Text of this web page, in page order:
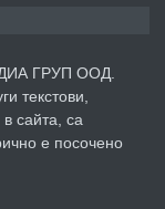
ГРУП ООД.
текстови,
сайта, са
е посочено